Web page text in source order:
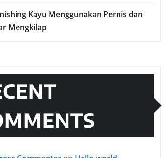
Kayu Menggunakan Pernis dan
Mengkilap